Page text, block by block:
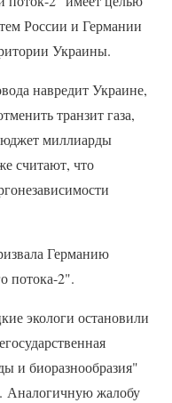
России и Германии
Украины.
навредит Украине,
транзит газа,
миллиарды
считают, что
Германию
потока-2".
экологи остановили
и биоразнообразия"
Аналогичную жалобу